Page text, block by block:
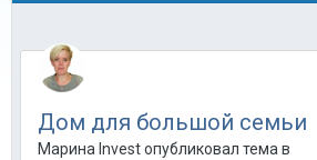
Дом для большой семьи
Марина Invest опубликовал тема в